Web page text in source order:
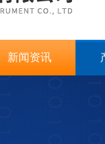
新闻资讯